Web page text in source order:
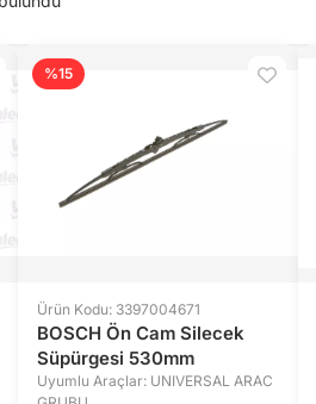
%15
Ürün Kodu: 3397004671
BOSCH Ön Cam Silecek
Süpürgesi 530mm
Uyumlu Araçlar: UNIVERSAL ARAC